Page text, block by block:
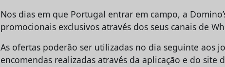
Nos dias em que Portugal entrar em campo, a
promocionais exclusivos através dos seus canais de
As ofertas poderão ser utilizadas no dia seguinte aos
encomendas realizadas através da aplicação e do site